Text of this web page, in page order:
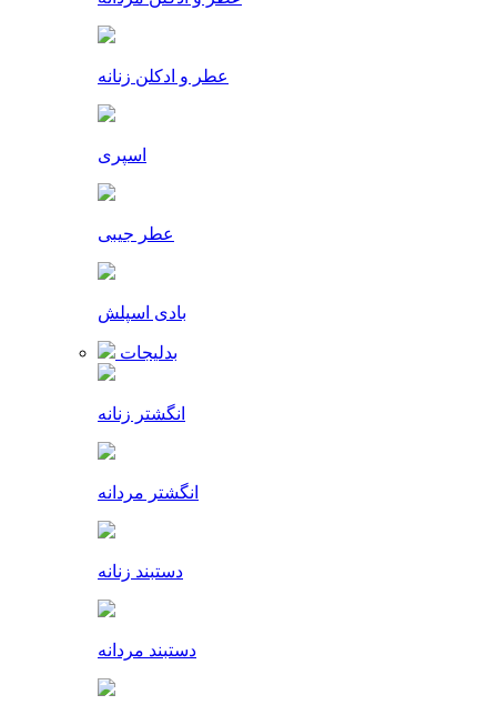
عطر و ادکلن زنانه
اسپری
عطر جیبی
بادی اسپلش
بدلیجات
انگشتر زنانه
انگشتر مردانه
دستبند زنانه
دستبند مردانه